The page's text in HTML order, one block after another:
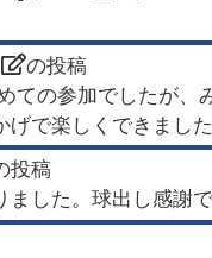
の投稿
ての参加でしたが
げで楽しくできまし
投稿
した。球出し感謝